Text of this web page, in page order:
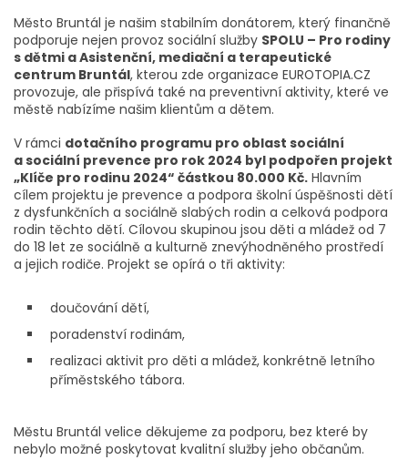
Město Bruntál je našim stabilním donátorem, který finančně
podporuje nejen provoz sociální služby SPOLU – Pro rodiny
s dětmi a Asistenční, mediační a terapeutické
centrum Bruntál, kterou zde organizace EUROTOPIA.CZ
provozuje, ale přispívá také na preventivní aktivity, které ve
městě nabízíme našim klientům a dětem.
V rámci dotačního programu pro oblast sociální
a sociální prevence pro rok 2024 byl podpořen projekt
„Klíče pro rodinu 2024“ částkou 80.000 Kč. Hlavním
cílem projektu je prevence a podpora školní úspěšnosti dětí
z dysfunkčních a sociálně slabých rodin a celková podpora
rodin těchto dětí. Cílovou skupinou jsou děti a mládež od 7
do 18 let ze sociálně a kulturně znevýhodněného prostředí
a jejich rodiče. Projekt se opírá o tři aktivity:
doučování dětí,
poradenství rodinám,
realizaci aktivit pro děti a mládež, konkrétně letního
příměstského tábora.
Městu Bruntál velice děkujeme za podporu, bez které by
nebylo možné poskytovat kvalitní služby jeho občanům.